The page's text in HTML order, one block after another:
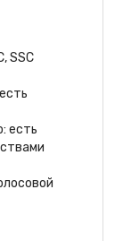
SSC
есть